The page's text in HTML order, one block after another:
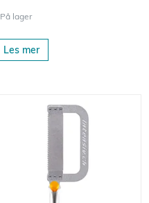
På lager
Les mer